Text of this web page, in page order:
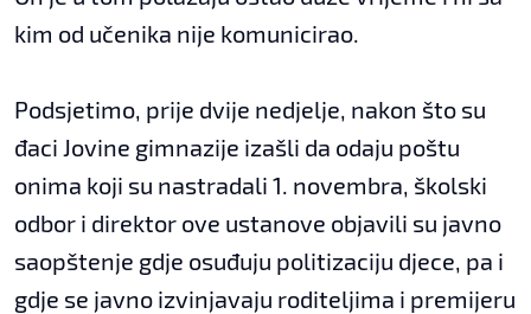
kim od učenika nije komunicirao.
Podsjetimo, prije dvije nedjelje, nakon što su
đaci Jovine gimnazije izašli da odaju poštu
onima koji su nastradali 1. novembra, školski
odbor i direktor ove ustanove objavili su javno
saopštenje gdje osuđuju politizaciju djece, pa i
gdje se javno izvinjavaju roditeljima i premijeru